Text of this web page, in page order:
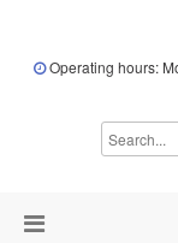
Operating hours: